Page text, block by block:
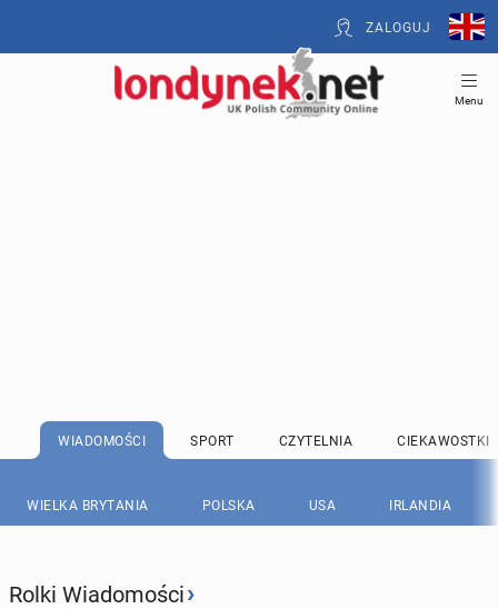
ZALOGUJ
Menu
WIADOMOŚCI SPORT CZYTELNIA CIEKAWOSTKI
WIELKA BRYTANIA POLSKA USA IRLANDIA
Rolki Wiadomości›